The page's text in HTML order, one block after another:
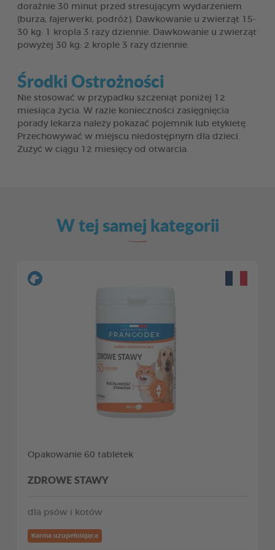
doraźnie 30 minut przed stresującym wydarzeniem
(burza, fajerwerki, podróż). Dawkowanie u zwierząt 15-
30 kg: 1 kropla 3 razy dziennie. Dawkowanie u zwierząt
powyżej 30 kg: 2 krople 3 razy dziennie.
Środki Ostrożności
Nie stosować w przypadku szczeniąt poniżej 12
miesiąca życia. W razie konieczności zasięgnięcia
porady lekarza należy pokazać pojemnik lub etykietę.
Przechowywać w miejscu niedostępnym dla dzieci.
Zużyć w ciągu 12 miesięcy od otwarcia.
W tej samej kategorii
Opakowanie 60 tabletek
ZDROWE STAWY
dla psów i kotów
Karma uzupełniająca